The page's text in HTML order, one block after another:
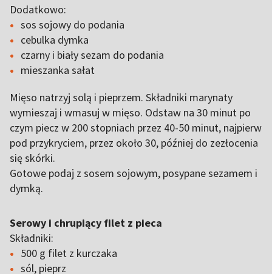
Dodatkowo:
sos sojowy do podania
cebulka dymka
czarny i biały sezam do podania
mieszanka sałat
Mięso natrzyj solą i pieprzem. Składniki marynaty
wymieszaj i wmasuj w mięso. Odstaw na 30 minut po
czym piecz w 200 stopniach przez 40-50 minut, najpierw
pod przykryciem, przez około 30, później do zezłocenia
się skórki.
Gotowe podaj z sosem sojowym, posypane sezamem i
dymką.
Serowy i chrupiący filet z pieca
Składniki:
500 g filet z kurczaka
sól, pieprz